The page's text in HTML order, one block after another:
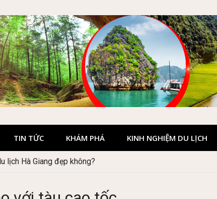
TIN TỨC KHÁM PHÁ KINH NGHIỆM DU LỊCH
lịch Hà Giang đẹp không?
Quốc gia Cúc Phương